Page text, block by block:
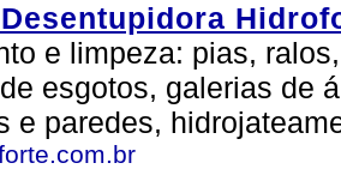
e limpeza: pias,
esgotos, galerias de
e paredes,